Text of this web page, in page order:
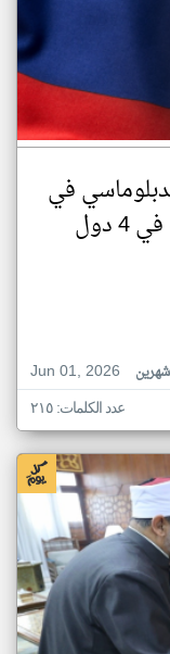
في
إفريقيا بافتتاح ممثليات في 4 دول
Jun 01, 2026
عدد الكلمات: ٢١٥